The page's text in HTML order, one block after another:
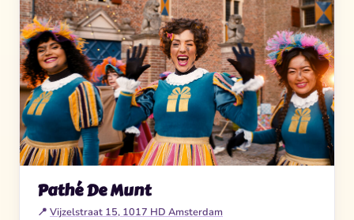
Pathé De Munt
📍 Vijzelstraat 15, 1017 HD Amsterdam